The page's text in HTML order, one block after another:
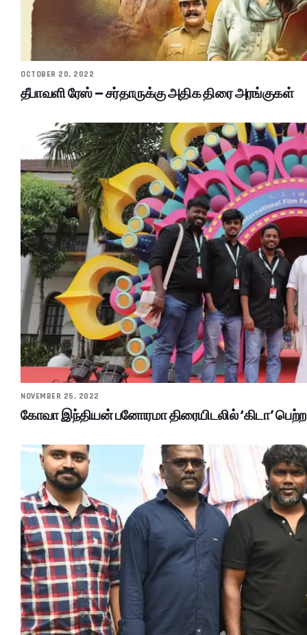
OCTOBER 20, 2022
தீபாவளி ரேஸ் – சர்தாருக்கு அதிக திரை அரங்குகள்
NOVEMBER 25, 2022
கோவா இந்தியன் பனோரமா திரையிடலில் ‘கிடா’